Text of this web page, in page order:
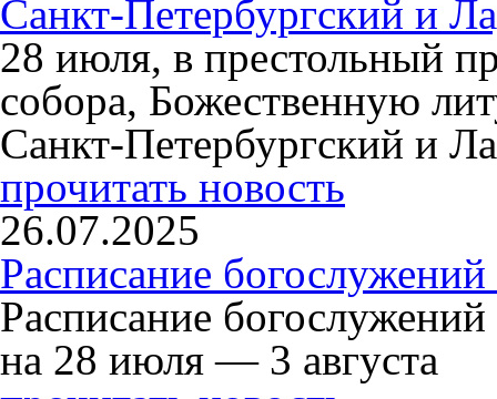
Санкт-Петербургский и
28 июля, в престольный
собора, Божественную
Санкт-Петербургский и
прочитать новость
26.07.2025
Расписание
Расписание
на 28 июля — 3 августа